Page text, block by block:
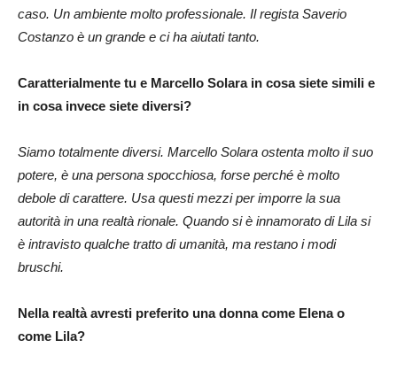
caso. Un ambiente molto professionale. Il regista Saverio
Costanzo è un grande e ci ha aiutati tanto.
Caratterialmente tu e Marcello Solara in cosa siete simili e
in cosa invece siete diversi?
Siamo totalmente diversi. Marcello Solara ostenta molto il suo
potere, è una persona spocchiosa, forse perché è molto
debole di carattere. Usa questi mezzi per imporre la sua
autorità in una realtà rionale. Quando si è innamorato di Lila si
è intravisto qualche tratto di umanità, ma restano i modi
bruschi.
Nella realtà avresti preferito una donna come Elena o
come Lila?